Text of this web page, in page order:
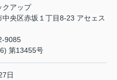
クアップ
中央区赤坂１丁目8-23 アセェス
9085
第13455号
日